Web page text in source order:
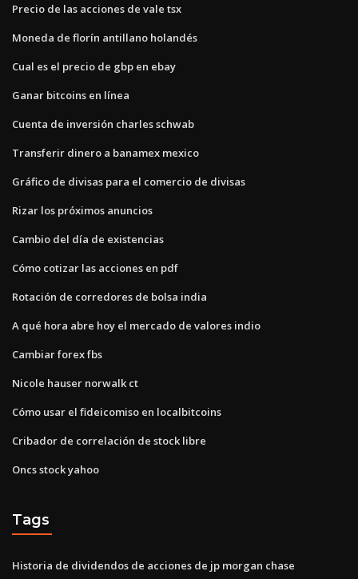
Precio de las acciones de vale tsx
Moneda de florín antillano holandés
Cual es el precio de gbp en ebay
Ganar bitcoins en línea
Cuenta de inversión charles schwab
Transferir dinero a banamex mexico
Gráfico de divisas para el comercio de divisas
Rizar los próximos anuncios
Cambio del día de existencias
Cómo cotizar las acciones en pdf
Rotación de corredores de bolsa india
A qué hora abre hoy el mercado de valores indio
Cambiar forex fbs
Nicole hauser norwalk ct
Cómo usar el fideicomiso en localbitcoins
Cribador de correlación de stock libre
Oncs stock yahoo
Tags
Historia de dividendos de acciones de jp morgan chase